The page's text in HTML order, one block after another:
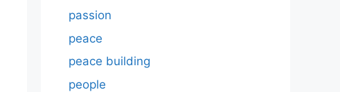
passion
peace
peace building
people